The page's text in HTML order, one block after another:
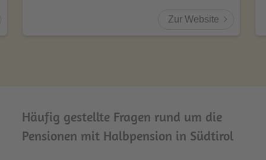
Zur Website
Häufig gestellte Fragen rund um die
Pensionen mit Halbpension in Südtirol